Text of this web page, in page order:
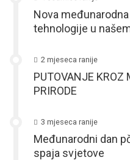
Nova
tehnologije u
2 mjeseca ranije
PUTOVANJE KROZ
PRIRODE
3 mjeseca ranije
Međunarodni dan
spaja svjetove